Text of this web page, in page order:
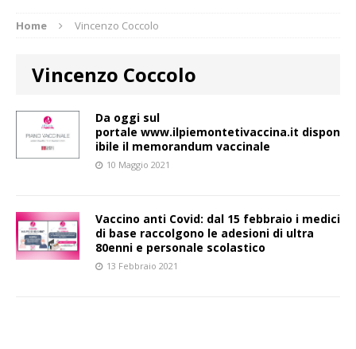
Home Vincenzo Coccolo
Vincenzo Coccolo
Da oggi sul
portale www.ilpiemontetivaccina.it dispon
ibile il memorandum vaccinale
10 Maggio 2021
Vaccino anti Covid: dal 15 febbraio i medici
di base raccolgono le adesioni di ultra
80enni e personale scolastico
13 Febbraio 2021